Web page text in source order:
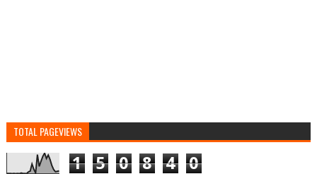
TOTAL PAGEVIEWS
1 5 0 8 4 0